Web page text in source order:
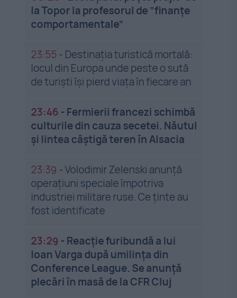
la Topor la profesorul de ”finanțe
comportamentale”
23:55 - Destinația turistică mortală:
locul din Europa unde peste o sută
de turiști își pierd viața în fiecare an
23:46 - Fermierii francezi schimbă
culturile din cauza secetei. Năutul
și lintea câștigă teren în Alsacia
23:39 -Volodimir Zelenski anunță
operațiuni speciale împotriva
industriei militare ruse. Ce ținte au
fost identificate
23:29 - Reacție furibundă a lui
Ioan Varga după umilința din
Conference League. Se anunță
plecări în masă de la CFR Cluj